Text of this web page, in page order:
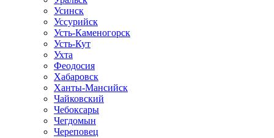
Усинск
Уссурийск
Усть-Каменогорск
Усть-Кут
Ухта
Феодосия
Хабаровск
Ханты-Мансийск
Чайковский
Чебоксары
Чегдомын
Череповец